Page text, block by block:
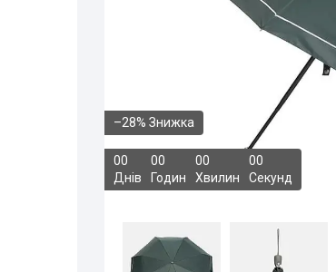
–28%
00
Днів
00
Годин
00
Хвилин
00
Секунд